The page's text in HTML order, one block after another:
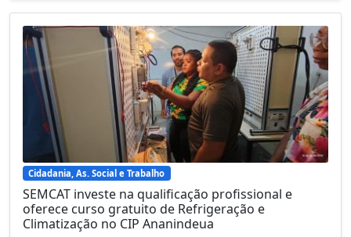
Cidadania, As. Social e Trabalho
SEMCAT investe na qualificação profissional e
oferece curso gratuito de Refrigeração e
Climatização no CIP Ananindeua